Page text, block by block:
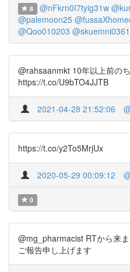
8 @nFkrn0I7tyig31w
@palemoon25
@Qoo010203
@rahsaanmkt 10年以上前の
https://t.co/U9bTO4JJTB
2021-04-28 21:52:06
https://t.co/y2To5MrjUx
2020-05-29 00:09:12
0
@mg_pharmacist RTから来
ご報告申し上げます